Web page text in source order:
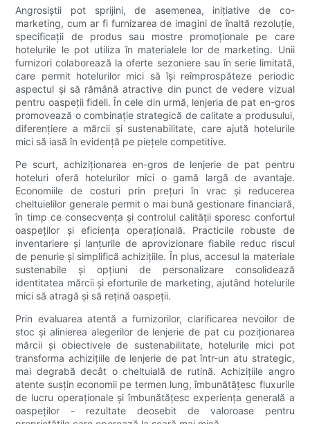
Angrosiștii pot sprijini, de asemenea, inițiative de co-
marketing, cum ar fi furnizarea de imagini de înaltă rezoluție,
specificații de produs sau mostre promoționale pe care
hotelurile le pot utiliza în materialele lor de marketing. Unii
furnizori colaborează la oferte sezoniere sau în serie limitată,
care permit hotelurilor mici să își reîmprospăteze periodic
aspectul și să rămână atractive din punct de vedere vizual
pentru oaspeții fideli. În cele din urmă, lenjeria de pat en-gros
promovează o combinație strategică de calitate a produsului,
diferențiere a mărcii și sustenabilitate, care ajută hotelurile
mici să iasă în evidență pe piețele competitive.
Pe scurt, achiziționarea en-gros de lenjerie de pat pentru
hoteluri oferă hotelurilor mici o gamă largă de avantaje.
Economiile de costuri prin prețuri în vrac și reducerea
cheltuielilor generale permit o mai bună gestionare financiară,
în timp ce consecvența și controlul calității sporesc confortul
oaspeților și eficiența operațională. Practicile robuste de
inventariere și lanțurile de aprovizionare fiabile reduc riscul
de penurie și simplifică achizițiile. În plus, accesul la materiale
sustenabile și opțiuni de personalizare consolidează
identitatea mărcii și eforturile de marketing, ajutând hotelurile
mici să atragă și să rețină oaspeții.
Prin evaluarea atentă a furnizorilor, clarificarea nevoilor de
stoc și alinierea alegerilor de lenjerie de pat cu poziționarea
mărcii și obiectivele de sustenabilitate, hotelurile mici pot
transforma achizițiile de lenjerie de pat într-un atu strategic,
mai degrabă decât o cheltuială de rutină. Achizițiile angro
atente susțin economii pe termen lung, îmbunătățesc fluxurile
de lucru operaționale și îmbunătățesc experiența generală a
oaspeților - rezultate deosebit de valoroase pentru